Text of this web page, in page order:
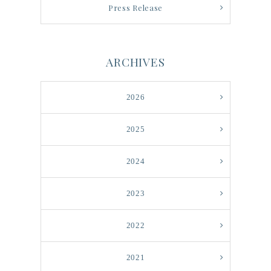
Press Release
ARCHIVES
2026
2025
2024
2023
2022
2021